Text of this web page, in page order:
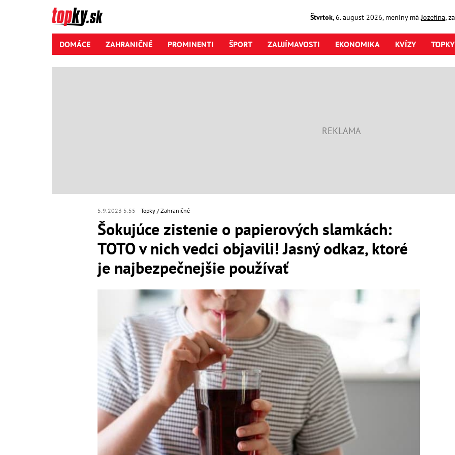
Štvrtok,6. august2026, meniny má Jozefína,
DOMÁCE ZAHRANIČNÉ PROMINENTI ŠPORT ZAUJÍMAVOSTI EKONOMIKA KVÍZY
5.9.2023 5:55 Topky Zahraničné
Šokujúce zistenie o papierových slamkách:
TOTO v nich vedci objavili! Jasný odkaz, ktoré
je najbezpečnejšie používať